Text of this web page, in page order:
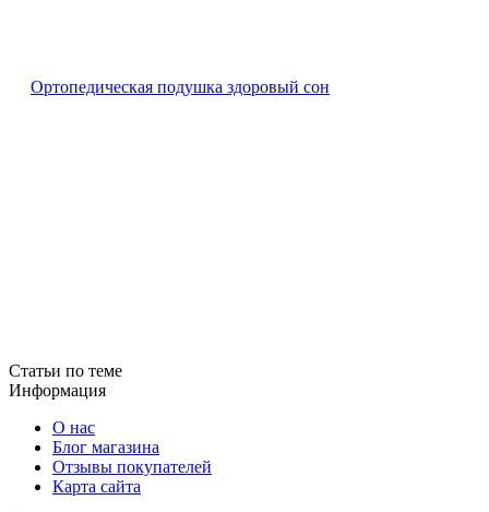
Ортопедическая подушка здоровый сон
Статьи по теме
Информация
О нас
Блог магазина
Отзывы покупателей
Карта сайта